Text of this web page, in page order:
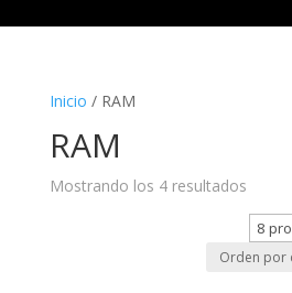
Inicio / RAM
RAM
Mostrando los 4 resultados